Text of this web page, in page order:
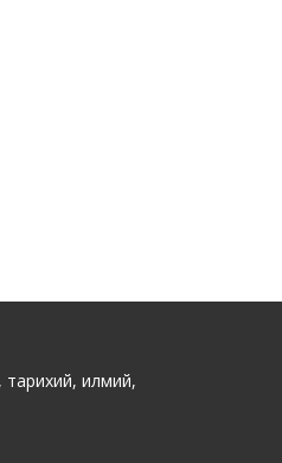
тарихий, илмий,